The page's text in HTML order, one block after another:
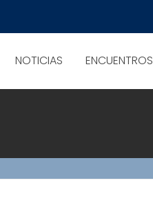
NOTICIAS ENCUENTROS